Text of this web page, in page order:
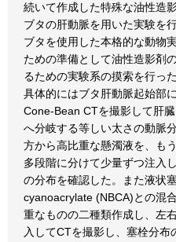
続いて作成した特殊な油性造
ブタの肝動脈を用いた実験を
ブタを使用した本格的な動物
ための準備として油性造影剤
るための実験系の摸索を行った
具体的にはブタ肝動脈起始部
Cone-Bean CTを撮影して肝
へ分岐する等しい太さの動脈
方から高比重な懸濁液を、も
多段階に分けて少量ずつ注入
の分布を確認した。また液状
cyanoacrylate (NBCA)との混
重なものの二種類作成し、左
入してCTを撮影し、塞栓分布